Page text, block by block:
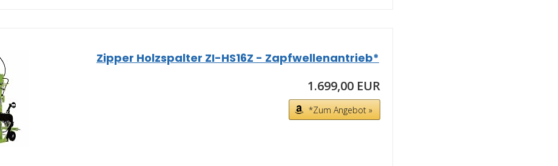
Zipper Holzspalter ZI-HS16Z - Zapfwellenantrieb*
1.699,00 EUR
*Zum Angebot »